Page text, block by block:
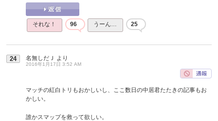
それな！ 96 うーん… 25
24 名無しだＪ より
2016年1月17日 3:52 AM
マッチの紅白トリもおかしいし、ここ数日の中居君たたきの記事もお
かしい。
誰かスマップを救って欲しい。